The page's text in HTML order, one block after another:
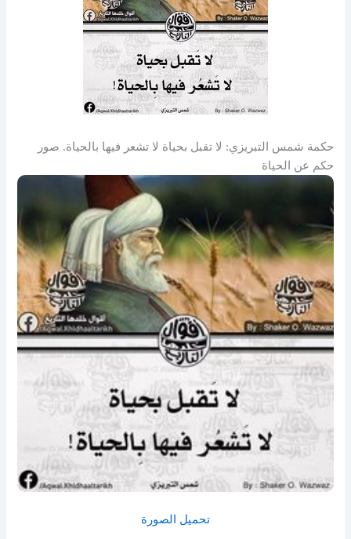
حكمة شمس التبريزي: لا تقبل بحياة لا تشعر فيها بالحياة. صور
حكم عن الحياة
تحميل الصورة